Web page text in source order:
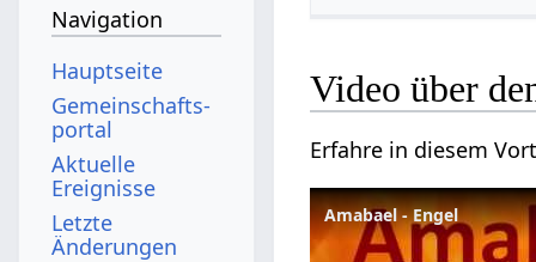
Video über
Erfahre in diesem
Amabael - Engel
Navigation
Hauptseite
Gemeinschafts­
portal
Aktuelle
Ereignisse
Letzte
Änderungen